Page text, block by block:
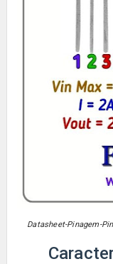
Datasheet-Pinagem-